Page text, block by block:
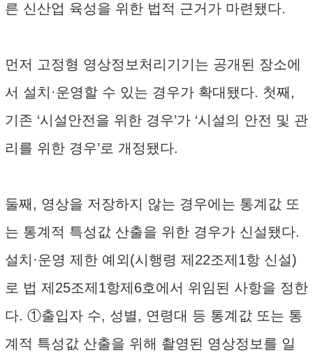
른 신산업 육성을 위한 법적 근거가 마련됐다.
먼저 고정형 영상정보처리기기는 공개된 장소에
서 설치·운영할 수 있는 경우가 확대됐다. 첫째,
기존 ‘시설안전을 위한 경우’가 ‘시설의 안전 및 관
리를 위한 경우’로 개정됐다.
둘째, 영상을 저장하지 않는 경우에는 통계값 또
는 통계적 특성값 산출을 위한 경우가 신설됐다.
설치·운영 제한 예외(시행령 제22조제1항 신설)
로 법 제25조제1항제6호에서 위임된 사항을 정한
다. ①출입자 수, 성별, 연령대 등 통계값 또는 통
계적 특성값 산출을 위해 촬영된 영상정보를 일